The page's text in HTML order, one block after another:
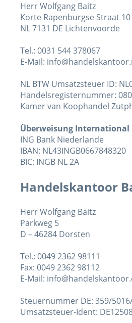
HerrWolfgang Baitz
Korte Rapenburgse Straat 10
NL 7131 DE Lichtenvoorde
Tel.: 0031 544 378067
E-Mail:
NL BTW Umsatzsteuer ID:
Handelsregisternummer:
Kamer van Koophandel
Überweisung International
ING Bank Niederlande
IBAN: NL43INGB0667848320
BIC: INGB NL 2A
Handelskantoor
Herr Wolfgang Baitz
Parkweg 5
D – 46284 Dorsten
Tel.: 0049 2362 98111
Fax: 0049 2362 98112
E-Mail:
Steuernummer DE: 359/
Umsatzsteuer-Ident: